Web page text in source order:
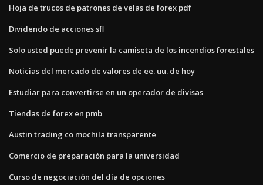
Hoja de trucos de patrones de velas de forex pdf
Dividendo de acciones sfl
Solo usted puede prevenir la camiseta de los incendios forestales
Noticias del mercado de valores de ee. uu. de hoy
Estudiar para convertirse en un operador de divisas
Tiendas de forex en pmb
Austin trading co mochila transparente
Comercio de preparación para la universidad
Curso de negociación del día de opciones